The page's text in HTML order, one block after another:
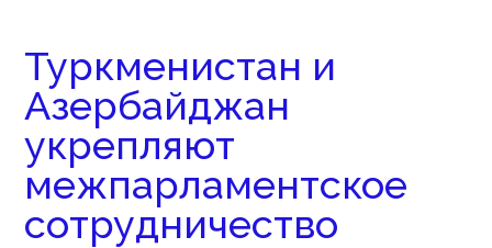
Туркменистан и
Азербайджан
укрепляют
межпарламентское
сотрудничество